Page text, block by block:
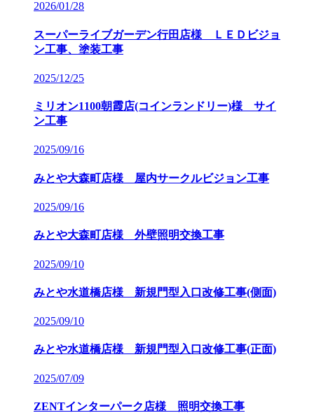
2026/01/28
スーパーライブガーデン行田店様 ＬＥＤビジョ
ン工事、塗装工事
2025/12/25
ミリオン1100朝霞店(コインランドリー)様 サイ
ン工事
2025/09/16
みとや大森町店様 屋内サークルビジョン工事
2025/09/16
みとや大森町店様 外壁照明交換工事
2025/09/10
みとや水道橋店様 新規門型入口改修工事(側面)
2025/09/10
みとや水道橋店様 新規門型入口改修工事(正面)
2025/07/09
ZENTインターパーク店様 照明交換工事